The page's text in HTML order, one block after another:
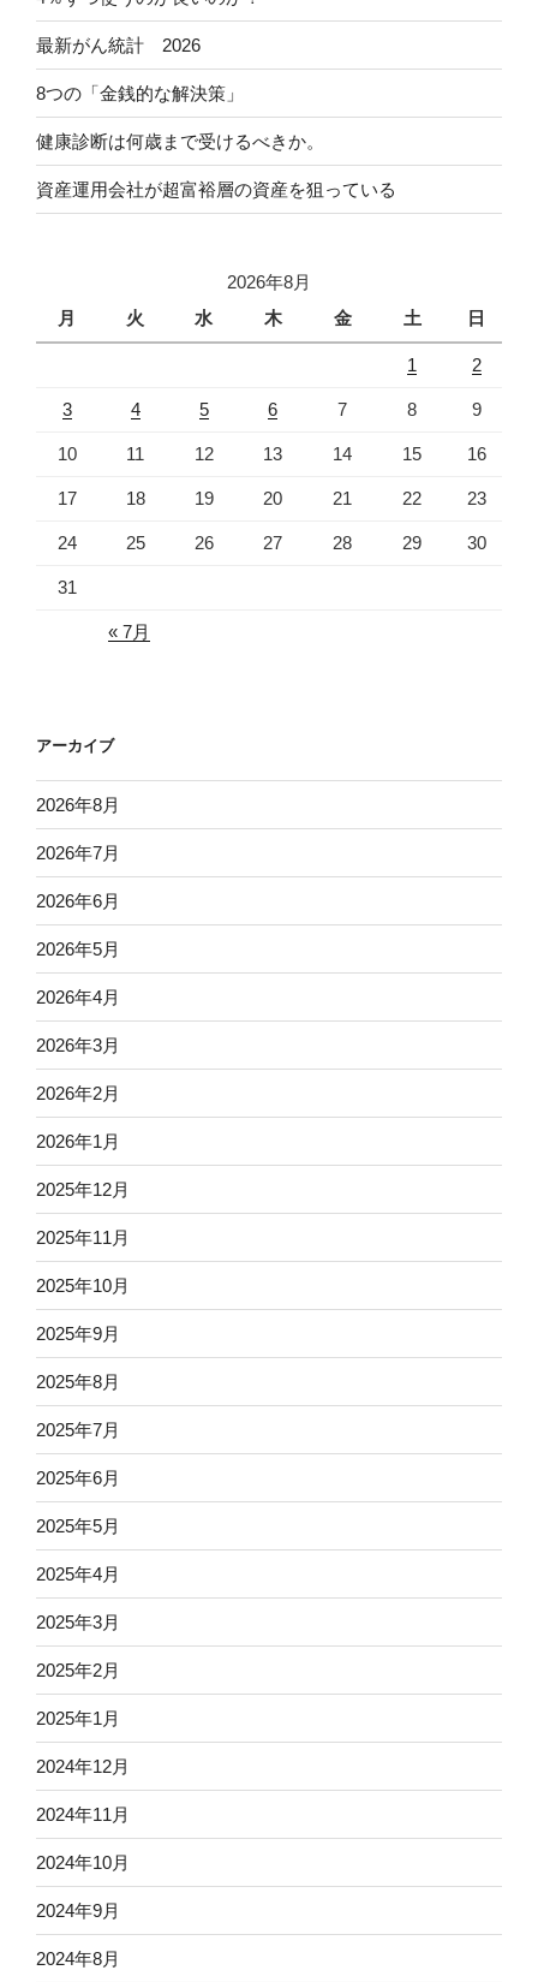
最新がん統計 2026
8つの「金銭的な解決策」
健康診断は何歳まで受けるべきか。
資産運用会社が超富裕層の資産を狙っている
2026年8月
月
火 水 木 金 土 日
1 2
3 4 5 6 7 8 9
10 11 12 13 14 15 16
17 18 19 20 21 22 23
24 25 26 27 28 29 30
31
« 7月
アーカイブ
2026年8月
2026年7月
2026年6月
2026年5月
2026年4月
2026年3月
2026年2月
2026年1月
2025年12月
2025年11月
2025年10月
2025年9月
2025年8月
2025年7月
2025年6月
2025年5月
2025年4月
2025年3月
2025年2月
2025年1月
2024年12月
2024年11月
2024年10月
2024年9月
2024年8月